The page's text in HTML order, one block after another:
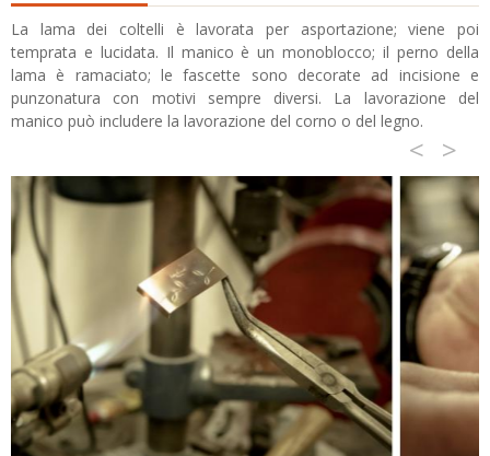
La lama dei coltelli è lavorata per asportazione; viene poi
temprata e lucidata. Il manico è un monoblocco; il perno della
lama è ramaciato; le fascette sono decorate ad incisione e
punzonatura con motivi sempre diversi. La lavorazione del
manico può includere la lavorazione del corno o del legno.
< >